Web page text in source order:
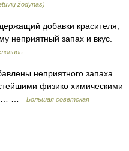
žodynas)
добавки красителя,
неприятный запах и вкус.
неприятного запаха
физико химическими
…
Большая советская